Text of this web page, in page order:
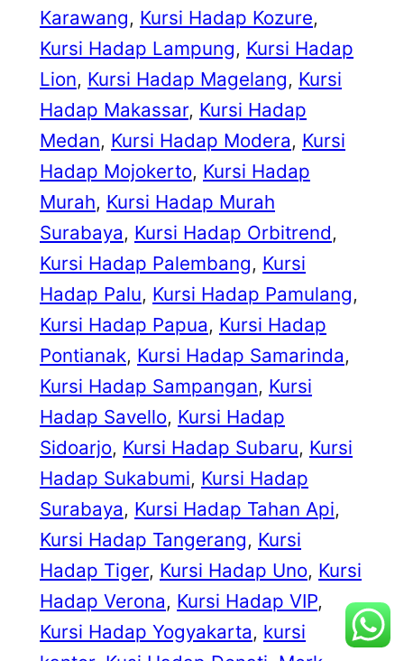
Karawang, Kursi Hadap Kozure
Kursi Hadap Lampung, Kursi Hadap
Lion, Kursi Hadap Magelang, Kursi
Hadap Makassar, Kursi Hadap
Medan, Kursi Hadap Modera, Kursi
Hadap Mojokerto, Kursi Hadap
Murah, Kursi Hadap Murah
Surabaya, Kursi Hadap Orbitrend
Kursi Hadap Palembang, Kursi
Hadap Palu, Kursi Hadap Pamulang
Kursi Hadap Papua, Kursi Hadap
Pontianak, Kursi Hadap Samarinda
Kursi Hadap Sampangan, Kursi
Hadap Savello, Kursi Hadap
Sidoarjo, Kursi Hadap Subaru, Kursi
Hadap Sukabumi, Kursi Hadap
Surabaya, Kursi Hadap Tahan Api
Kursi Hadap Tangerang, Kursi
Hadap Tiger, Kursi Hadap Uno, Kursi
Hadap Verona, Kursi Hadap VIP
Kursi Hadap Yogyakarta, kursi